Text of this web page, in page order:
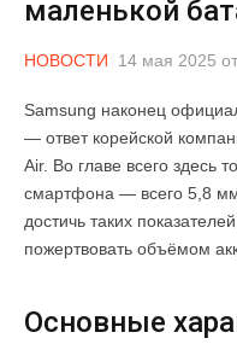
маленькой
НОВОСТИ 14 мая 2025 от
Samsung наконец
— ответ корейской
Air. Во главе всего здесь
смартфона — всего 5,8
достичь таких
пожертвовать объёмом
Основные